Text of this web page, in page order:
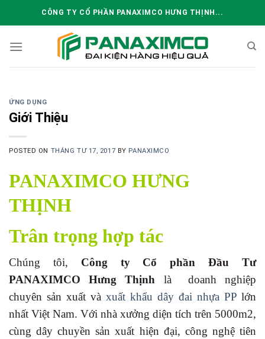
CÔNG TY CỔ PHẦN PANAXIMCO HƯNG THỊNH...
ỨNG DỤNG
Giới Thiệu
POSTED ON THÁNG TƯ 17, 2017 BY PANAXIMCO
PANAXIMCO HƯNG
THỊNH
Trân trọng hợp tác
Chúng tôi, Công ty Cổ phần Đầu Tư
PANAXIMCO Hưng Thịnh là doanh nghiệp
chuyên sản xuất và xuất khẩu dây đai nhựa PP lớn
nhất Việt Nam. Với nhà xưởng diện tích trên 5000m2,
cùng dây chuyền sản xuất hiện đại, công nghệ tiên